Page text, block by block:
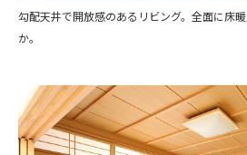
勾配天井で開放感のあるリビング。全面に床
か。